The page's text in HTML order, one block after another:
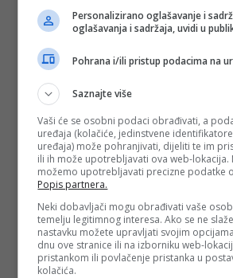
Personalizirano oglašavanje i
oglašavanja i sadržaja, uvidi u
Pohrana i/ili pristup podacima na
Saznajte više
Vaši će se osobni podaci obrađivati, a
uređaja (kolačiće, jedinstvene
uređaja) može pohranjivati, dijeliti te im
ili ih može upotrebljavati ova web-lokacija.
možemo upotrebljavati precizne podatke
Popis partnera.
Neki dobavljači mogu obrađivati vaše
temelju legitimnog interesa. Ako se ne
nastavku možete upravljati svojim
dnu ove stranice ili na izborniku web-
pristankom ili povlačenje pristanka u
kolačića.